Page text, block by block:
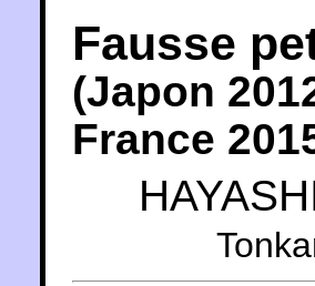
Fausse
(Japon
France